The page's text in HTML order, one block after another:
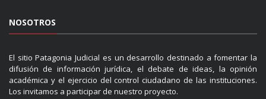
NOSOTROS
El sitio Patagonia Judicial es un desarrollo destinado a fomentar la
difusión de información jurídica, el debate de ideas, la opinión
académica y el ejercicio del control ciudadano de las instituciones.
Los invitamos a participar de nuestro proyecto.